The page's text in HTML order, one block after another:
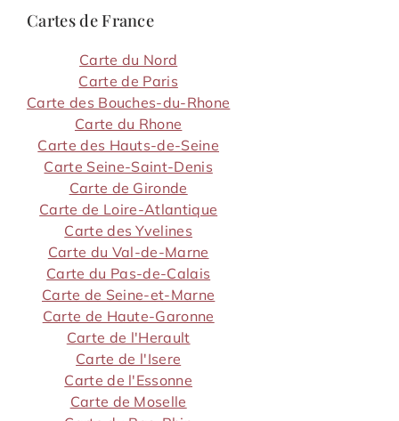
Cartes de France
Carte du Nord
Carte de Paris
Carte des Bouches-du-Rhone
Carte du Rhone
Carte des Hauts-de-Seine
Carte Seine-Saint-Denis
Carte de Gironde
Carte de Loire-Atlantique
Carte des Yvelines
Carte du Val-de-Marne
Carte du Pas-de-Calais
Carte de Seine-et-Marne
Carte de Haute-Garonne
Carte de l'Herault
Carte de l'Isere
Carte de l'Essonne
Carte de Moselle